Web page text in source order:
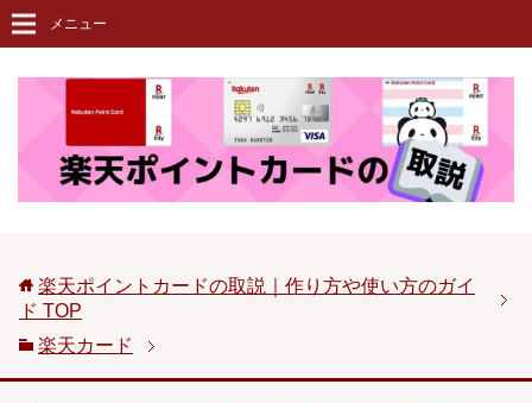
メニュー
楽天ポイントカードの取説｜作り方や使い方のガイ
ド TOP
楽天カード